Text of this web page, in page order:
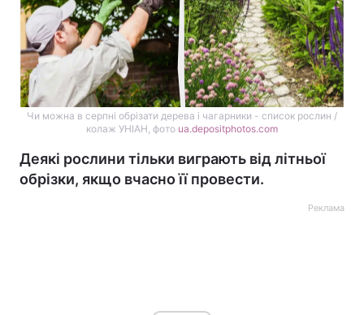
Чи можна в серпні обрізати дерева і чагарники - список рослин /
колаж УНІАН, фото ua.depositphotos.com
Деякі рослини тільки виграють від літньої
обрізки, якщо вчасно її провести.
Реклама